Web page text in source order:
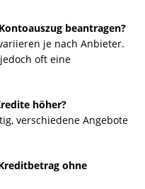
beantragen?
je nach Anbieter.
oft eine
höher?
verschiedene Angebote
ohne